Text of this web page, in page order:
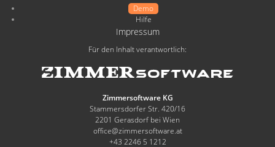
Demo
Hilfe
Impressum
Für den Inhalt verantwortlich:
Zimmersoftware KG
Stammersdorfer Str. 420/16
2201 Gerasdorf bei Wien
office@zimmersoftware.at
+43 2246 5 1212